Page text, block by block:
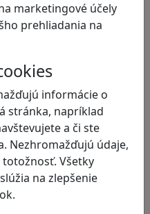
marketingové účely
prehliadania na
informácie o
stránka, napríklad
a či ste
Nezhromažďujú údaje,
Všetky
na zlepšenie